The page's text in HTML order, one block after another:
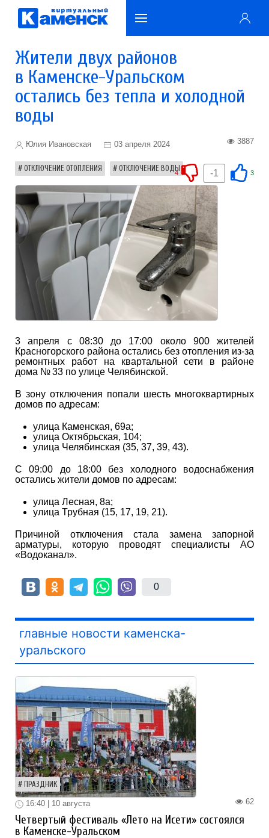
Жители двух районов
в Каменске-Уральском
остались без тепла и холодной
воды
Юлия Ивановская 03 апреля 2024 3887
ОТКЛЮЧЕНИЕ ОТОПЛЕНИЯ ОТКЛЮЧЕНИЕ ВОДЫ 3
-1
4
3 апреля с 08:30 до 17:00 около 900 жителей
Красногорского района остались без отопления из-за
ремонтных работ на квартальной сети в районе
дома № 33 по улице Челябинской.
В зону отключения попали шесть многоквартирных
домов по адресам:
улица Каменская, 69а;
улица Октябрьская, 104;
улица Челябинская (35, 37, 39, 43).
С 09:00 до 18:00 без холодного водоснабжения
остались жители домов по адресам:
улица Лесная, 8а;
улица Трубная (15, 17, 19, 21).
Причиной отключения стала замена запорной
арматуры, которую проводят специалисты АО
«Водоканал».
0
главные новости каменска-
уральского
ПРАЗДНИК
62
16:40 | 10 августа
Четвертый фестиваль «Лето на Исети» состоялся
в Каменске-Уральском